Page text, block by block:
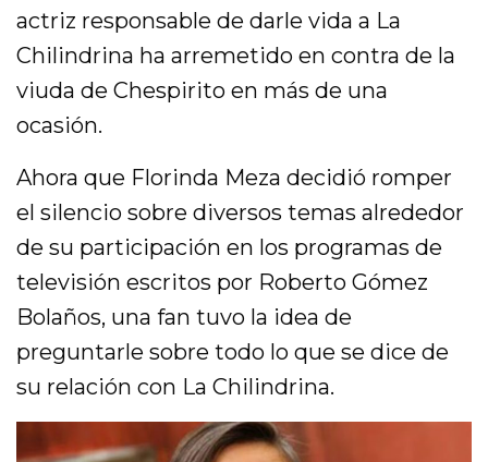
actriz responsable de darle vida a La
Chilindrina ha arremetido en contra de la
viuda de Chespirito en más de una
ocasión.
Ahora que Florinda Meza decidió romper
el silencio sobre diversos temas alrededor
de su participación en los programas de
televisión escritos por Roberto Gómez
Bolaños, una fan tuvo la idea de
preguntarle sobre todo lo que se dice de
su relación con La Chilindrina.